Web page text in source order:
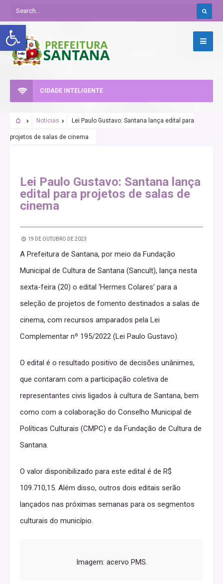
Abrir a barra de ferramentas
CIDADE INTELIGENTE
Noticias Lei Paulo Gustavo: Santana lança edital para
projetos de salas de cinema
Lei Paulo Gustavo: Santana lança
edital para projetos de salas de
cinema
19 DE OUTUBRO DE 2023
A Prefeitura de Santana, por meio da Fundação
Municipal de Cultura de Santana (Sancult), lança nesta
sexta-feira (20) o edital ‘Hermes Colares’ para a
seleção de projetos de fomento destinados a salas de
cinema, com recursos amparados pela Lei
Complementar nº 195/2022 (Lei Paulo Gustavo).
O edital é o resultado positivo de decisões unânimes,
que contaram com a participação coletiva de
representantes civis ligados à cultura de Santana, bem
como com a colaboração do Conselho Municipal de
Políticas Culturais (CMPC) e da Fundação de Cultura de
Santana.
O valor disponibilizado para este edital é de R$
109.710,15. Além disso, outros dois editais serão
lançados nas próximas semanas para os segmentos
culturais do município.
Imagem: acervo PMS.